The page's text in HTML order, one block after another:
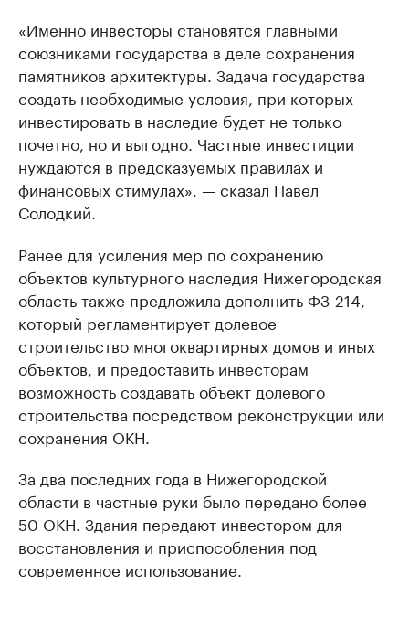
«Именно инвесторы становятся главными
союзниками государства в деле сохранения
памятников архитектуры. Задача государства
создать необходимые условия, при которых
инвестировать в наследие будет не только
почетно, но и выгодно. Частные инвестиции
нуждаются в предсказуемых правилах и
финансовых стимулах», — сказал Павел
Солодкий.
Ранее для усиления мер по сохранению
объектов культурного наследия Нижегородская
область также предложила дополнить ФЗ-214,
который регламентирует долевое
строительство многоквартирных домов и иных
объектов, и предоставить инвесторам
возможность создавать объект долевого
строительства посредством реконструкции или
сохранения ОКН.
За два последних года в Нижегородской
области в частные руки было передано более
50 ОКН. Здания передают инвестором для
восстановления и приспособления под
современное использование.